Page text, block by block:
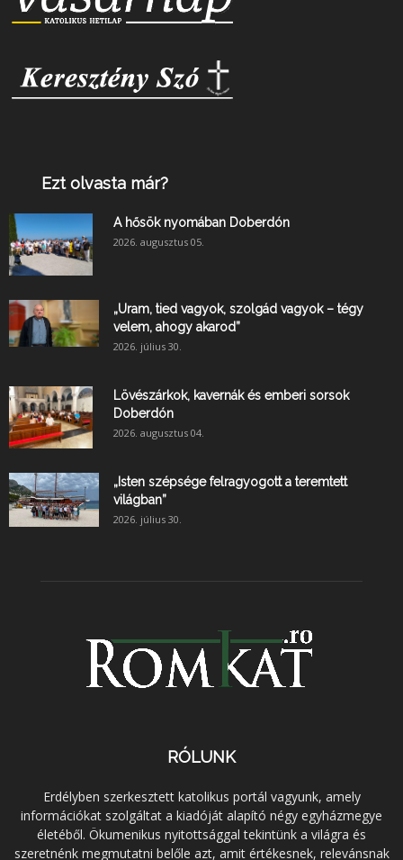
Ezt olvasta már?
A hősök nyomában Doberdón
2026. augusztus 05.
„Uram, tied vagyok, szolgád vagyok – tégy
velem, ahogy akarod”
2026. július 30.
Lövészárkok, kavernák és emberi sorsok
Doberdón
2026. augusztus 04.
„Isten szépsége felragyogott a teremtett
világban”
2026. július 30.
RÓLUNK
Erdélyben szerkesztett katolikus portál vagyunk, amely
információkat szolgáltat a kiadóját alapító négy egyházmegye
életéből. Ökumenikus nyitottsággal tekintünk a világra és
szeretnénk megmutatni belőle azt, amit értékesnek, relevánsnak